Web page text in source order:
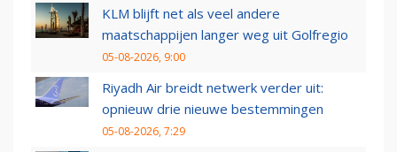
KLM blijft net als veel andere
maatschappijen langer weg uit Golfregio
05-08-2026, 9:00
Riyadh Air breidt netwerk verder uit:
opnieuw drie nieuwe bestemmingen
05-08-2026, 7:29